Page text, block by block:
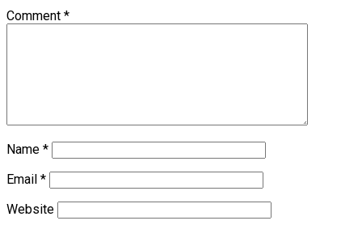
Comment *
Name *
Email *
Website